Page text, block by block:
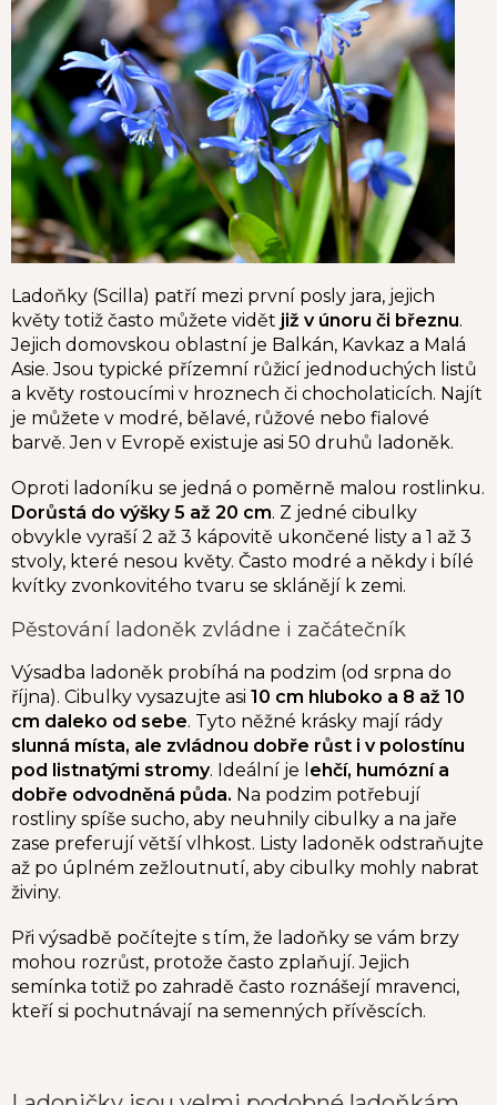
Ladoňky (Scilla) patří mezi první posly jara, jejich
květy totiž často můžete vidět již v únoru či březnu.
Jejich domovskou oblastní je Balkán, Kavkaz a Malá
Asie. Jsou typické přízemní růžicí jednoduchých listů
a květy rostoucími v hroznech či chocholaticích. Najít
je můžete v modré, bělavé, růžové nebo fialové
barvě. Jen v Evropě existuje asi 50 druhů ladoněk.
Oproti ladoníku se jedná o poměrně malou rostlinku.
Dorůstá do výšky 5 až 20 cm. Z jedné cibulky
obvykle vyraší 2 až 3 kápovitě ukončené listy a 1 až 3
stvoly, které nesou květy. Často modré a někdy i bílé
kvítky zvonkovitého tvaru se sklánějí k zemi.
Pěstování ladoněk zvládne i začátečník
Výsadba ladoněk probíhá na podzim (od srpna do
října). Cibulky vysazujte asi 10 cm hluboko a 8 až 10
cm daleko od sebe. Tyto něžné krásky mají rády
slunná místa, ale zvládnou dobře růst i v polostínu
pod listnatými stromy. Ideální je l ehčí, humózní a
dobře odvodněná půda. Na podzim potřebují
rostliny spíše sucho, aby neuhnily cibulky a na jaře
zase preferují větší vlhkost. Listy ladoněk odstraňujte
až po úplném zežloutnutí, aby cibulky mohly nabrat
živiny.
Při výsadbě počítejte s tím, že ladoňky se vám brzy
mohou rozrůst, protože často zplaňují. Jejich
semínka totiž po zahradě často roznášejí mravenci,
kteří si pochutnávají na semenných přívěscích.